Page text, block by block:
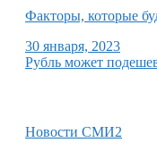
Факторы, которые
30 января, 2023
Рубль может
Новости СМИ2